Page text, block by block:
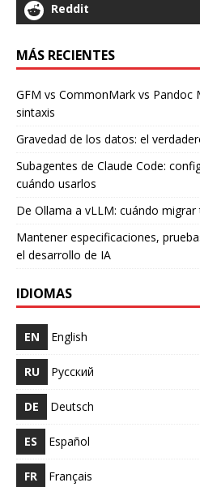
Reddit
MÁS RECIENTES
GFM vs CommonMark vs Pandoc
sintaxis
Gravedad de los datos: el
Subagentes de Claude Code:
cuándo usarlos
De Ollama a vLLM: cuándo
Mantener especificaciones,
el desarrollo de IA
IDIOMAS
EN English
RU Русский
DE Deutsch
ES Español
FR Français